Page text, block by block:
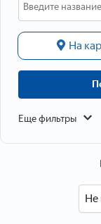
На
Еще фильтры
Не